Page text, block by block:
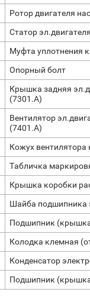
Ротор двигателя
Статор
Муфта уплотнения
Опорный болт
Крышка задняя
(7301.A)
Вентилятор
(7401.A)
Кожух вентилятора
Табличка
Крышка коробки
Шайба подшипника
Подшипник (крышка
Колодка клемная
Конденсатор
Подшипник (крышка